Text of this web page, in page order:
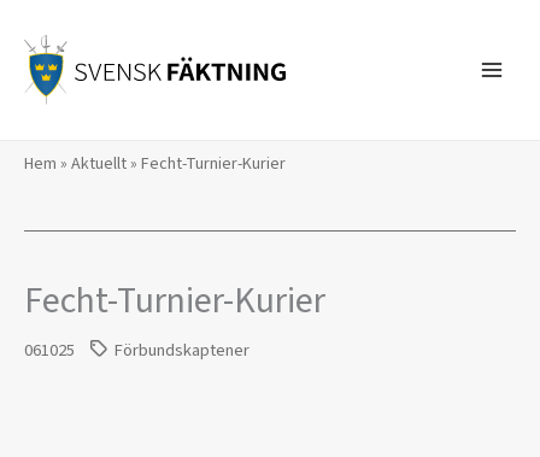
innehåll
Hem » Aktuellt» Fecht-Turnier-Kurier
Fecht-Turnier-Kurier
061025 Förbundskaptener